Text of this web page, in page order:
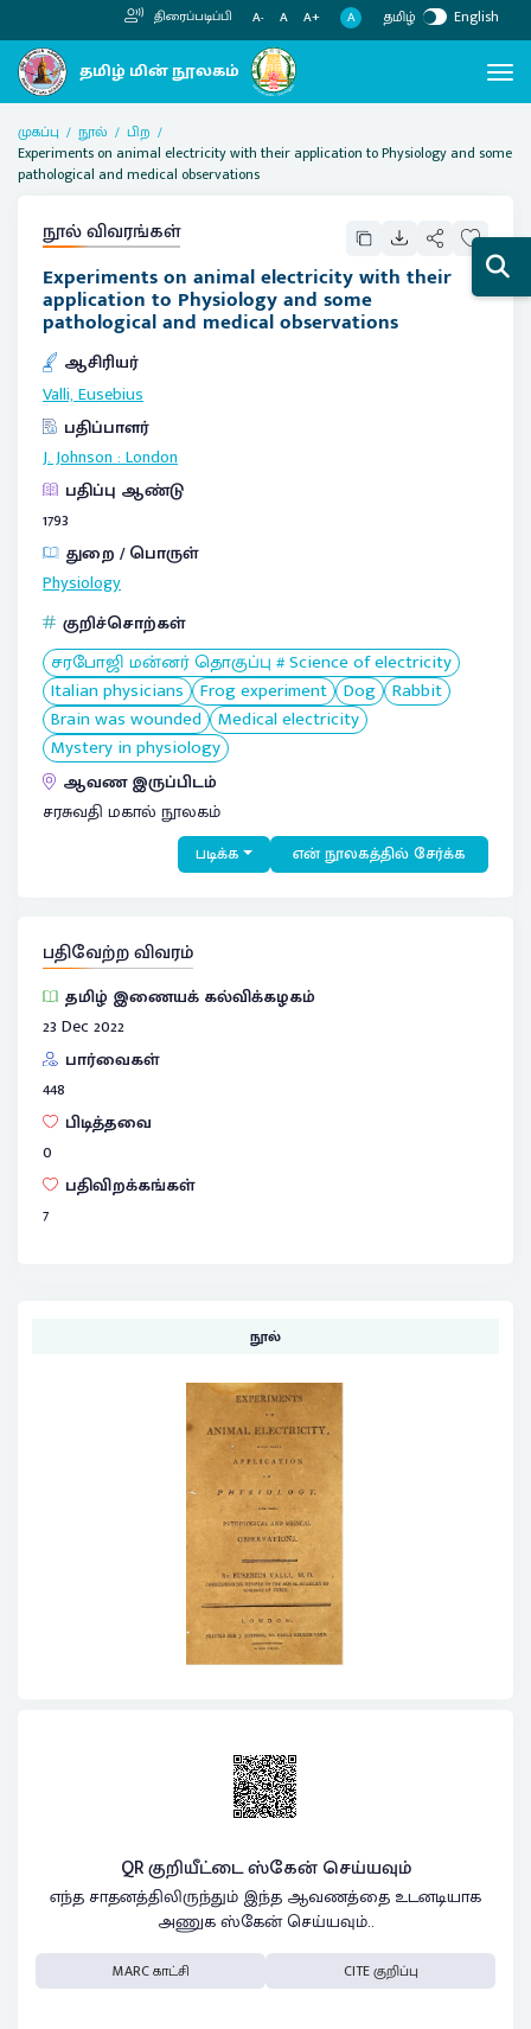
திரைப்படிப்பி A- A A+ A தமிழ் English
முகப்பு நூல்
பிற
Experiments on animal electricity with their application to Physiology and some
pathological and medical observations
நூல் விவரங்கள்
Experiments on animal electricity with their
application to Physiology and some
pathological and medical observations
ஆசிரியர்
Valli, Eusebius
பதிப்பாளர்
J. Johnson:London
பதிப்பு ஆண்டு
1793
துறை / பொருள்
Physiology
குறிச்சொற்கள்
சரபோஜி மன்னர் தொகுப்பு # Science of electricity
Italian physicians Frog experiment Dog Rabbit
Brain was wounded Medical electricity
Mystery in physiology
ஆவண இருப்பிடம்
சரசுவதி மகால் நூலகம்
படிக்க என் நூலகத்தில் சேர்க்க
பதிவேற்ற விவரம்
தமிழ் இணையக் கல்விக்கழகம்
23 Dec 2022
பார்வைகள்
448
பிடித்தவை
0
பதிவிறக்கங்கள்
7
நூல்
QR குறியீட்டை ஸ்கேன் செய்யவும்
எந்த சாதனத்திலிருந்தும் இந்த ஆவணத்தை உடனடியாக
அணுக ஸ்கேன் செய்யவும்..
MARC காட்சி CITE குறிப்பு